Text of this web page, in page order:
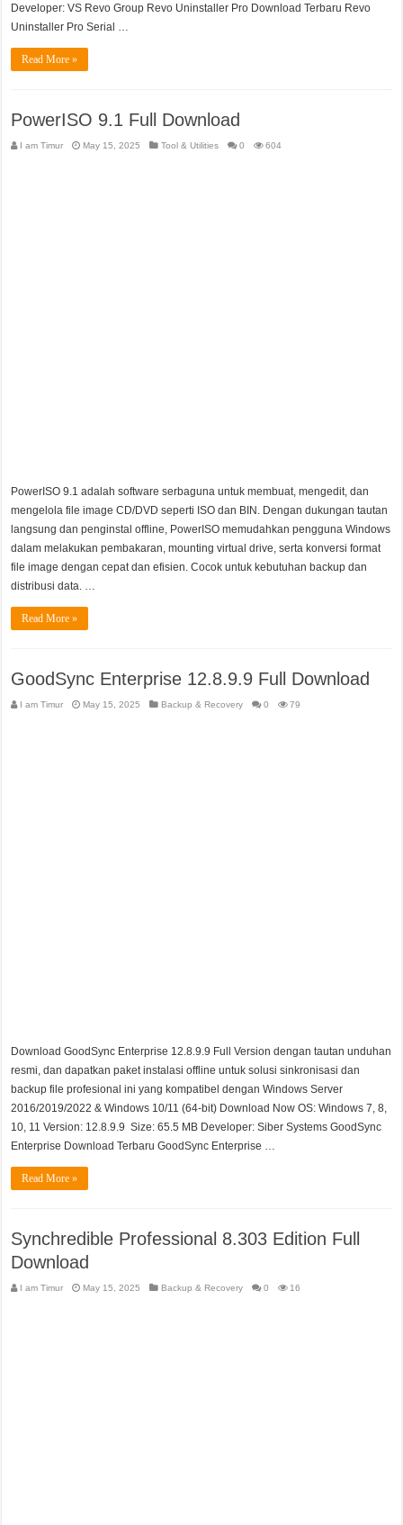
Developer: VS Revo Group Revo Uninstaller Pro Download Terbaru Revo
Uninstaller Pro Serial …
Read More »
PowerISO 9.1 Full Download
I am Timur May 15, 2025 Tool & Utilities 0 604
PowerISO 9.1 adalah software serbaguna untuk membuat, mengedit, dan
mengelola file image CD/DVD seperti ISO dan BIN. Dengan dukungan tautan
langsung dan penginstal offline, PowerISO memudahkan pengguna Windows
dalam melakukan pembakaran, mounting virtual drive, serta konversi format
file image dengan cepat dan efisien. Cocok untuk kebutuhan backup dan
distribusi data. …
Read More »
GoodSync Enterprise 12.8.9.9 Full Download
I am Timur May 15, 2025 Backup & Recovery 0 79
Download GoodSync Enterprise 12.8.9.9 Full Version dengan tautan unduhan
resmi, dan dapatkan paket instalasi offline untuk solusi sinkronisasi dan
backup file profesional ini yang kompatibel dengan Windows Server
2016/2019/2022 & Windows 10/11 (64-bit) Download Now OS: Windows 7, 8,
10, 11 Version: 12.8.9.9 Size: 65.5 MB Developer: Siber Systems GoodSync
Enterprise Download Terbaru GoodSync Enterprise …
Read More »
Synchredible Professional 8.303 Edition Full
Download
I am Timur May 15, 2025 Backup & Recovery 0 16